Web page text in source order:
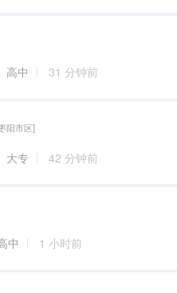
高中 31 分钟前
阳市区]
大专 42 分钟前
中 1 小时前